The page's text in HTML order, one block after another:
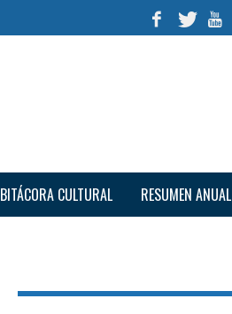
BITÁCORA CULTURAL RESUMEN ANUAL